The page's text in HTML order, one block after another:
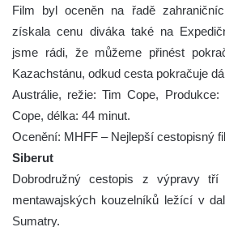
Film byl oceněn na řadě
získala cenu diváka také na
jsme rádi, že můžeme přinést
Kazachstánu, odkud cesta pokračuje
Austrálie, režie: Tim Cope, Produkce:
Cope, délka: 44 minut.
Ocenění: MHFF – Nejlepší cestopisný
Siberut
Dobrodružný cestopis z výpravy tří
mentawajských kouzelníků ležící v
Sumatry.